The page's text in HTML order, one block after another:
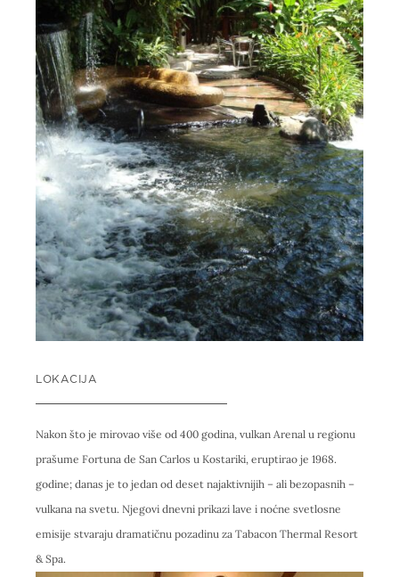
LOKACIJA
Nakon što je mirovao više od 400 godina, vulkan Arenal u regionu
prašume Fortuna de San Carlos u Kostariki, eruptirao je 1968.
godine; danas je to jedan od deset najaktivnijih – ali bezopasnih –
vulkana na svetu. Njegovi dnevni prikazi lave i noćne svetlosne
emisije stvaraju dramatičnu pozadinu za Tabacon Thermal Resort
& Spa.